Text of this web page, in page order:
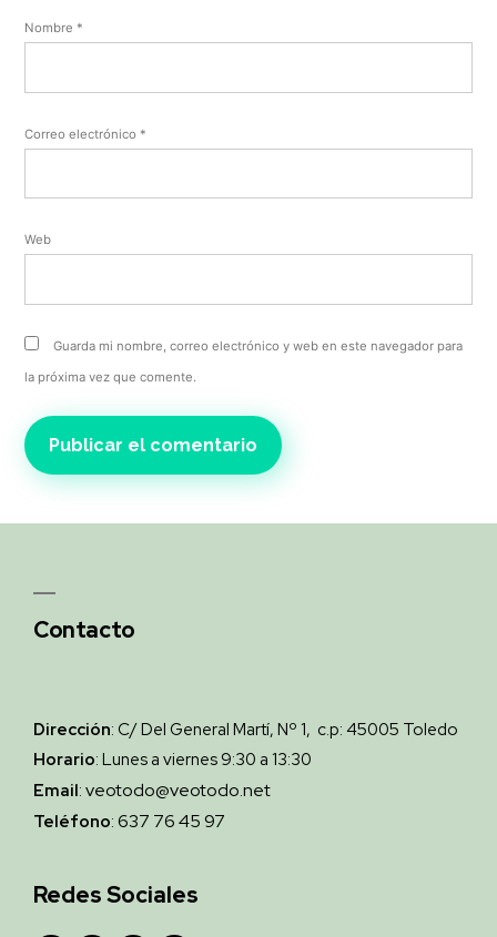
Nombre *
Correo electrónico *
Web
Guarda mi nombre, correo electrónico y web en este navegador para
la próxima vez que comente.
Contacto
Dirección: C/ Del General Martí, Nº 1, c.p: 45005 Toledo
Horario: Lunes a viernes 9:30 a 13:30
Email: veotodo@veotodo.net
Teléfono: 637 76 45 97
Redes Sociales